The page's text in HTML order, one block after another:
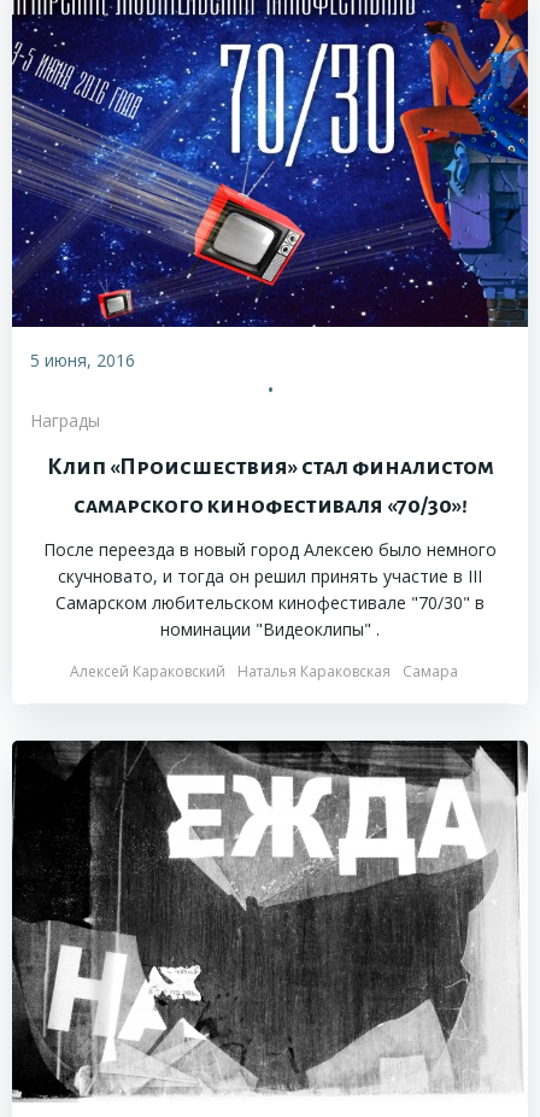
5 июня, 2016
•
Награды
Клип «Происшествия» стал финалистом
самарского кинофестиваля «70/30»!
После переезда в новый город Алексею было немного
скучновато, и тогда он решил принять участие в III
Самарском любительском кинофестивале "70/30" в
номинации "Видеоклипы" .
Алексей Караковский Наталья Караковская Самара